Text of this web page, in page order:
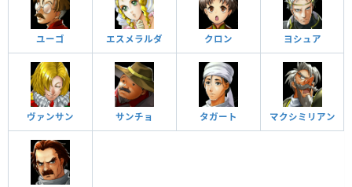
ユーゴ エスメラルダ クロン ヨシュア
ヴァンサン サンチョ タガート マクシミリアン